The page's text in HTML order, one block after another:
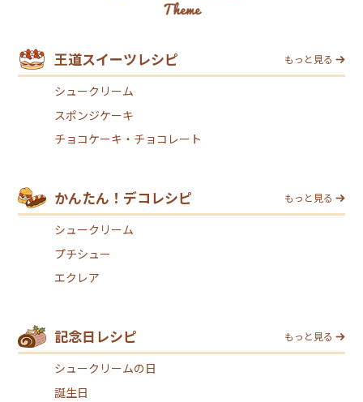
王道スイーツレシピ もっと見る
シュークリーム
スポンジケーキ
チョコケーキ・チョコレート
かんたん！デコレシピ もっと見る
シュークリーム
プチシュー
エクレア
記念日レシピ もっと見る
シュークリームの日
誕生日